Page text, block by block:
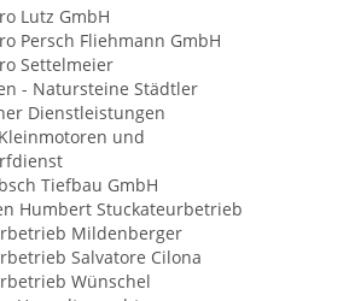
Lutz GmbH
Persch Fliehmann GmbH
Settelmeier
- Natursteine Städtler
Dienstleistungen
und
Tiefbau GmbH
Humbert Stuckateurbetrieb
Mildenberger
Salvatore Cilona
Wünschel